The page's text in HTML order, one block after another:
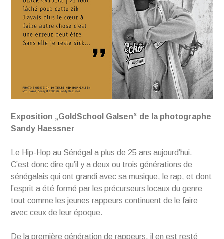
Exposition „GoldSchool Galsen“ de la photographe
Sandy Haessner
Le Hip-Hop au Sénégal a plus de 25 ans aujourd’hui.
C’est donc dire qu’il y a deux ou trois générations de
sénégalais qui ont grandi avec sa musique, le rap, et dont
l’esprit a été formé par les précurseurs locaux du genre
tout comme les jeunes rappeurs continuent de le faire
avec ceux de leur époque.
De la première génération de rappeurs, il en est resté